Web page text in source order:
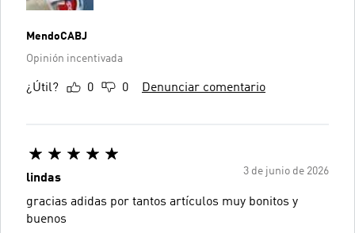
MendoCABJ
Opinión incentivada
¿Útil? 0 0 Denunciar comentario
3 de junio de 2026
lindas
gracias adidas por tantos artículos muy bonitos y
buenos